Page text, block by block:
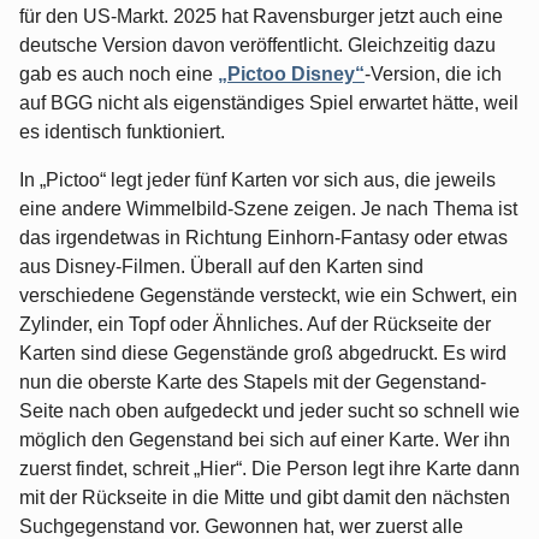
für den US-Markt. 2025 hat Ravensburger jetzt auch eine
deutsche Version davon veröffentlicht. Gleichzeitig dazu
gab es auch noch eine „Pictoo Disney“-Version, die ich
auf BGG nicht als eigenständiges Spiel erwartet hätte, weil
es identisch funktioniert.
In „Pictoo“ legt jeder fünf Karten vor sich aus, die jeweils
eine andere Wimmelbild-Szene zeigen. Je nach Thema ist
das irgendetwas in Richtung Einhorn-Fantasy oder etwas
aus Disney-Filmen. Überall auf den Karten sind
verschiedene Gegenstände versteckt, wie ein Schwert, ein
Zylinder, ein Topf oder Ähnliches. Auf der Rückseite der
Karten sind diese Gegenstände groß abgedruckt. Es wird
nun die oberste Karte des Stapels mit der Gegenstand-
Seite nach oben aufgedeckt und jeder sucht so schnell wie
möglich den Gegenstand bei sich auf einer Karte. Wer ihn
zuerst findet, schreit „Hier“. Die Person legt ihre Karte dann
mit der Rückseite in die Mitte und gibt damit den nächsten
Suchgegenstand vor. Gewonnen hat, wer zuerst alle